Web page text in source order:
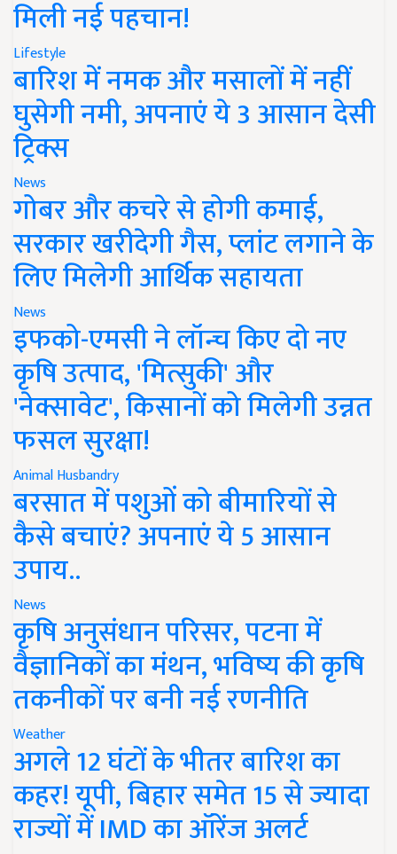
मिली नई पहचान!
Lifestyle
बारिश में नमक और मसालों में नहीं
घुसेगी नमी, अपनाएं ये 3 आसान देसी
ट्रिक्स
News
गोबर और कचरे से होगी कमाई,
सरकार खरीदेगी गैस, प्लांट लगाने के
लिए मिलेगी आर्थिक सहायता
News
इफको-एमसी ने लॉन्च किए दो नए
कृषि उत्पाद, 'मित्सुकी' और
'नेक्सावेट', किसानों को मिलेगी उन्नत
फसल सुरक्षा!
Animal Husbandry
बरसात में पशुओं को बीमारियों से
कैसे बचाएं? अपनाएं ये 5 आसान
उपाय..
News
कृषि अनुसंधान परिसर, पटना में
वैज्ञानिकों का मंथन, भविष्य की कृषि
तकनीकों पर बनी नई रणनीति
Weather
अगले 12 घंटों के भीतर बारिश का
कहर! यूपी, बिहार समेत 15 से ज्यादा
राज्यों में IMD का ऑरेंज अलर्ट